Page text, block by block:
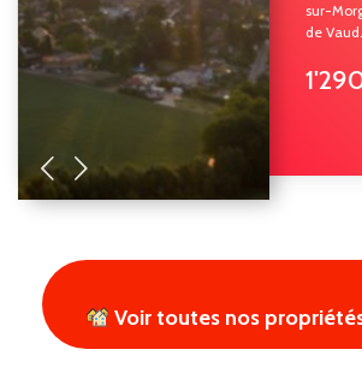
sur-
de Vaud.
Voir toutes nos